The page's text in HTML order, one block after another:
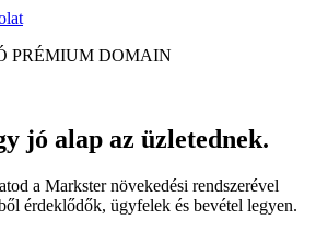
PRÉMIUM DOMAIN
jó alap az üzletednek.
a Markster növekedési rendszerével
érdeklődők, ügyfelek és bevétel legyen.